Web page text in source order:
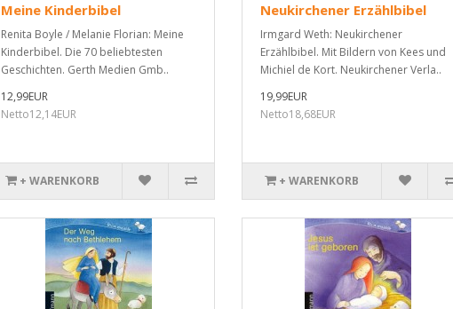
Meine Kinderbibel
Renita Boyle / Melanie Florian: Meine
Kinderbibel. Die 70 beliebtesten
Geschichten. Gerth Medien Gmb..
12,99EUR
Netto12,14EUR
+ WARENKORB
Neukirchener Erzählbibel
Irmgard Weth: Neukirchener
Erzählbibel. Mit Bildern von Kees und
Michiel de Kort. Neukirchener Verla..
19,99EUR
Netto18,68EUR
+ WARENKORB